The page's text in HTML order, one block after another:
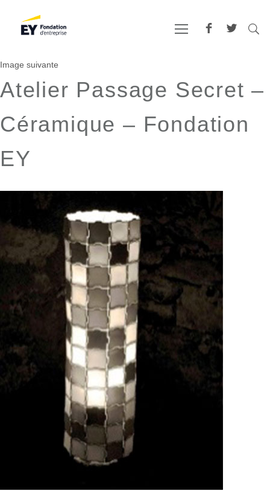
Image suivante
Atelier Passage Secret –
Céramique – Fondation
EY